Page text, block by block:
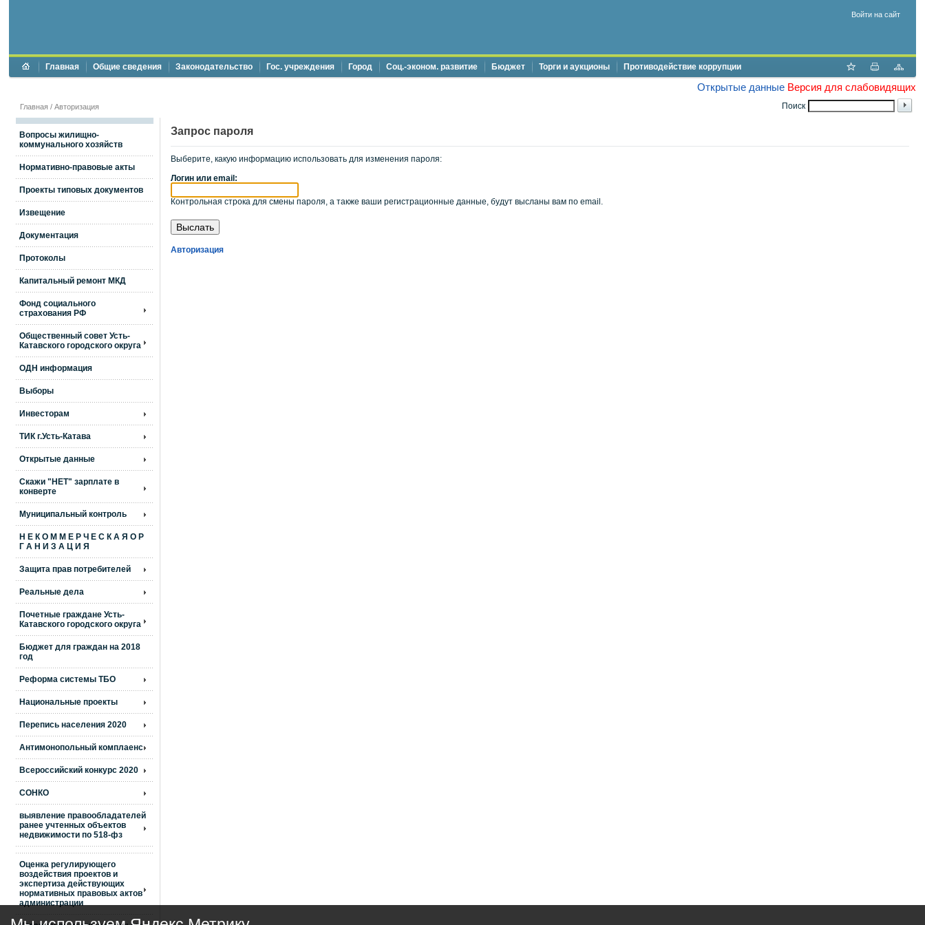
Войти на сайт
Главная Общие сведения Законодательство Гос. учреждения Город Соц.-эконом. развитие Бюджет Торги и аукционы Противодействие коррупции
Открытые данные Версия для слабовидящих
Поиск
Главная / Авторизация
Вопросы жилищно-
коммунального хозяйств
Нормативно-правовые акты
Проекты типовых документов
Извещение
Документация
Протоколы
Капитальный ремонт МКД
Фонд социального
страхования РФ
Общественный совет Усть-
Катавского городского округа
ОДН информация
Выборы
Инвесторам
ТИК г.Усть-Катава
Открытые данные
Скажи "НЕТ" зарплате в
конверте
Муниципальный контроль
Н Е К О М М Е Р Ч Е С К А Я О Р
Г А Н И З А Ц И Я
Защита прав потребителей
Реальные дела
Почетные граждане Усть-
Катавского городского округа
Бюджет для граждан на 2018
год
Реформа системы ТБО
Национальные проекты
Перепись населения 2020
Антимонопольный комплаенс
Всероссийский конкурс 2020
СОНКО
выявление правообладателей
ранее учтенных объектов
недвижимости по 518-фз
Оценка регулирующего
воздействия проектов и
экспертиза действующих
нормативных правовых актов
администрации
Запрос пароля
Выберите, какую информацию использовать для изменения пароля:
Логин или email:
Контрольная строка для смены пароля, а также ваши регистрационные данные, будут высланы вам по email.
Авторизация